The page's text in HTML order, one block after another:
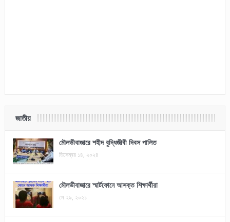
জাতীয়
মৌলভীবাজারে শহীদ বুদ্ধিজীবী দিবস পালিত
ডিসেম্বর ১৪, ২০২৪
মৌলভীবাজারে স্মার্টফোনে আসক্ত শিক্ষার্থীরা
মে ২৯, ২০২১